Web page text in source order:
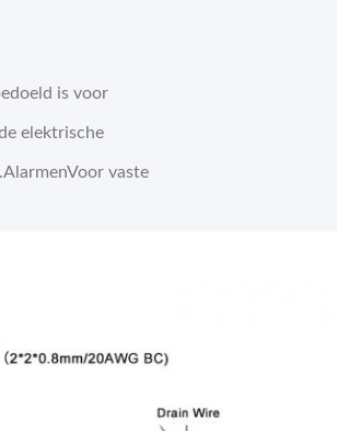
is voor
elektrische
vaste